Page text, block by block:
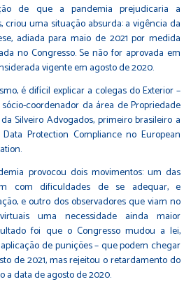
de que a pandemia prejudicaria a
criou uma situação absurda: a vigência da
adiada para maio de 2021 por medida
no Congresso. Se não for aprovada em
vigente em agosto de 2020.
é difícil explicar a colegas do Exterior –
coordenador da área de Propriedade
Silveiro Advogados, primeiro brasileiro a
Protection Compliance no European
provocou dois movimentos: um das
com dificuldades de se adequar, e
e outro dos observadores que viam no
uma necessidade ainda maior
foi que o Congresso mudou a lei,
de punições – que podem chegar
de 2021, mas rejeitou o retardamento do
a data de agosto de 2020.